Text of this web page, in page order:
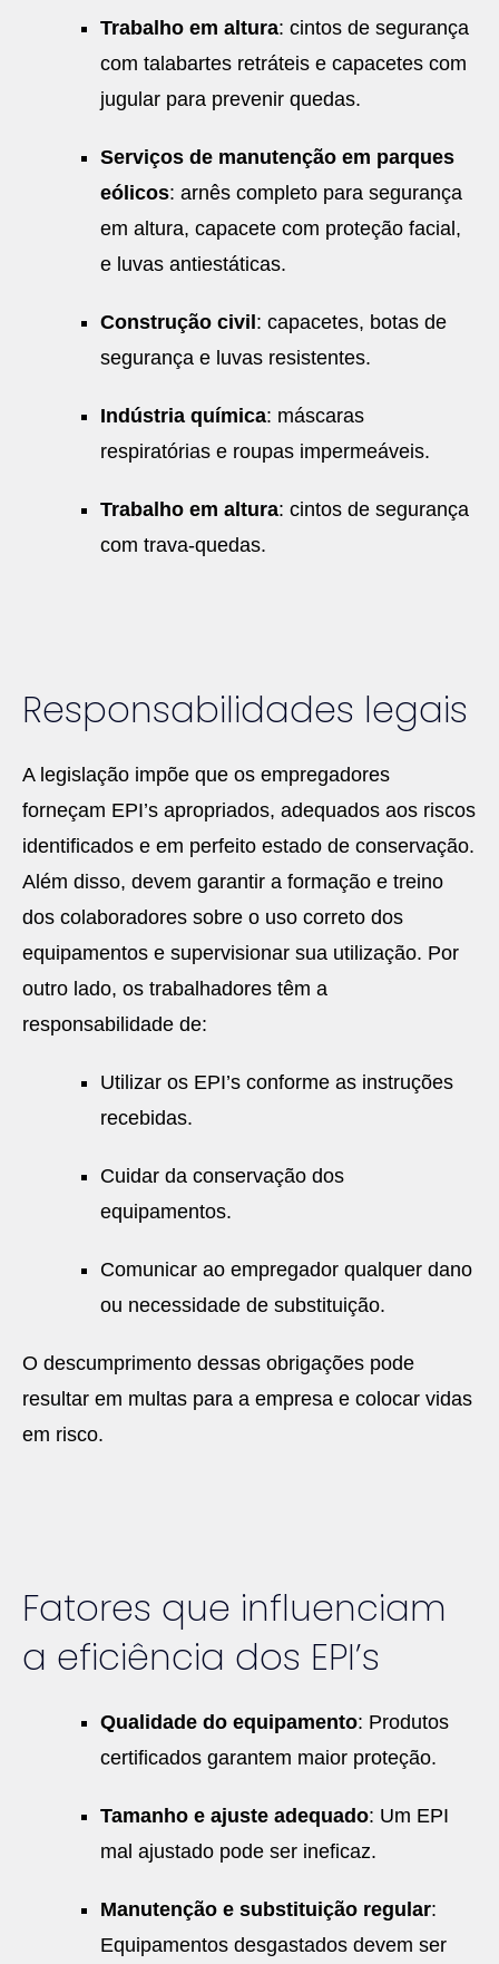
Trabalho em altura: cintos de segurança
com talabartes retráteis e capacetes com
jugular para prevenir quedas.
Serviços de manutenção em parques
eólicos: arnês completo para segurança
em altura, capacete com proteção facial,
e luvas antiestáticas.
Construção civil : capacetes, botas de
segurança e luvas resistentes.
Indústria química: máscaras
respiratórias e roupas impermeáveis.
Trabalho em altura: cintos de segurança
com trava-quedas.
Responsabilidades legais
A legislação impõe que os empregadores
forneçam EPI’s apropriados, adequados aos riscos
identificados e em perfeito estado de conservação.
Além disso, devem garantir a formação e treino
dos colaboradores sobre o uso correto dos
equipamentos e supervisionar sua utilização. Por
outro lado, os trabalhadores têm a
responsabilidade de:
Utilizar os EPI’s conforme as instruções
recebidas.
Cuidar da conservação dos
equipamentos.
Comunicar ao empregador qualquer dano
ou necessidade de substituição.
O descumprimento dessas obrigações pode
resultar em multas para a empresa e colocar vidas
em risco.
Fatores que influenciam
a eficiência dos EPI’s
Qualidade do equipamento: Produtos
certificados garantem maior proteção.
Tamanho e ajuste adequado: Um EPI
mal ajustado pode ser ineficaz.
Manutenção e substituição regular:
Equipamentos desgastados devem ser